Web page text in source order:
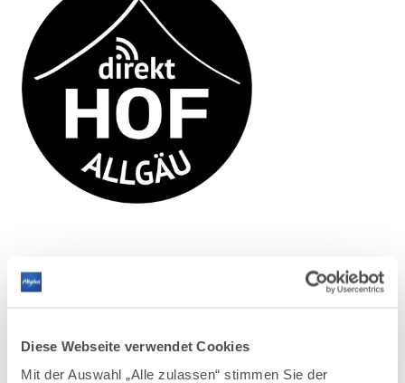
Diese Webseite verwendet Cookies
Mit der Auswahl „Alle zulassen“ stimmen Sie der
Der webbasierte Hofladen "direktHOF-Allgäu"
verkauft und liefert natürlich produzierte